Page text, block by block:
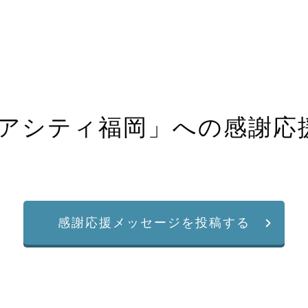
シティ福岡 」への感謝
感謝応援メッセージを投稿する